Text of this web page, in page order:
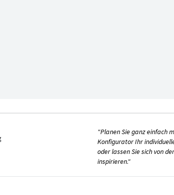
"Planen Sie ganz einfach
Konfigurator Ihr
oder lassen Sie sich von
inspirieren."